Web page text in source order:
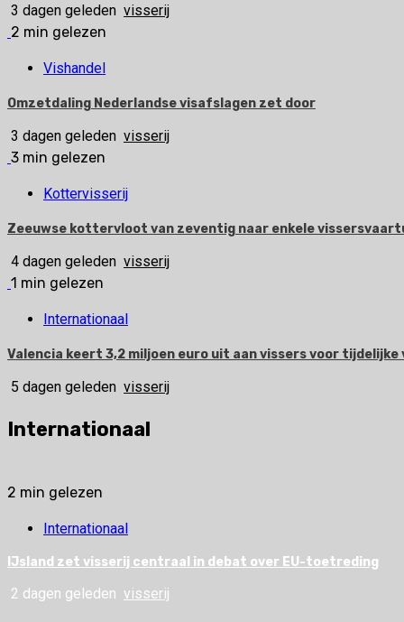
3 dagen geleden visserij
2 min gelezen
Vishandel
Omzetdaling Nederlandse visafslagen zet door
3 dagen geleden visserij
3 min gelezen
Kottervisserij
Zeeuwse kottervloot van zeventig naar enkele
4 dagen geleden visserij
1 min gelezen
Internationaal
Valencia keert 3,2 miljoen euro uit aan vissers voor
5 dagen geleden visserij
Internationaal
2 min gelezen
Internationaal
IJsland zet visserij centraal in debat over EU-toetreding
2 dagen geleden visserij